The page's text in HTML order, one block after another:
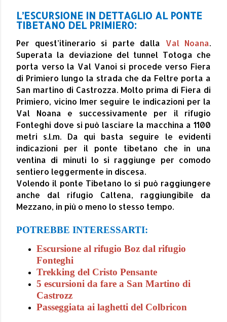
L’ESCURSIONE IN DETTAGLIO AL PONTE
TIBETANO DEL PRIMIERO:
Per quest’itinerario si parte dalla Val Noana.
Superata la deviazione del tunnel Totoga che
porta verso la Val Vanoi si procede verso Fiera
di Primiero lungo la strada che da Feltre porta a
San martino di Castrozza. Molto prima di Fiera di
Primiero, vicino Imer seguire le indicazioni per la
Val Noana e successivamente per il rifugio
Fonteghi dove si può lasciare la macchina a 1100
metri s.l.m. Da qui basta seguire le evidenti
indicazioni per il ponte tibetano che in una
ventina di minuti lo si raggiunge per comodo
sentiero leggermente in discesa.
Volendo il ponte Tibetano lo si può raggiungere
anche dal rifugio Caltena, raggiungibile da
Mezzano, in più o meno lo stesso tempo.
POTREBBE INTERESSARTI:
Escursione al rifugio Boz dal rifugio
Fonteghi
Trekking del Cristo Pensante
5 escursioni da fare a San Martino di
Castrozz
Passeggiata ai laghetti del Colbricon